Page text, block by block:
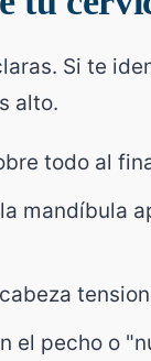
Si te
alto.
todo al
mandíbula
el pecho o